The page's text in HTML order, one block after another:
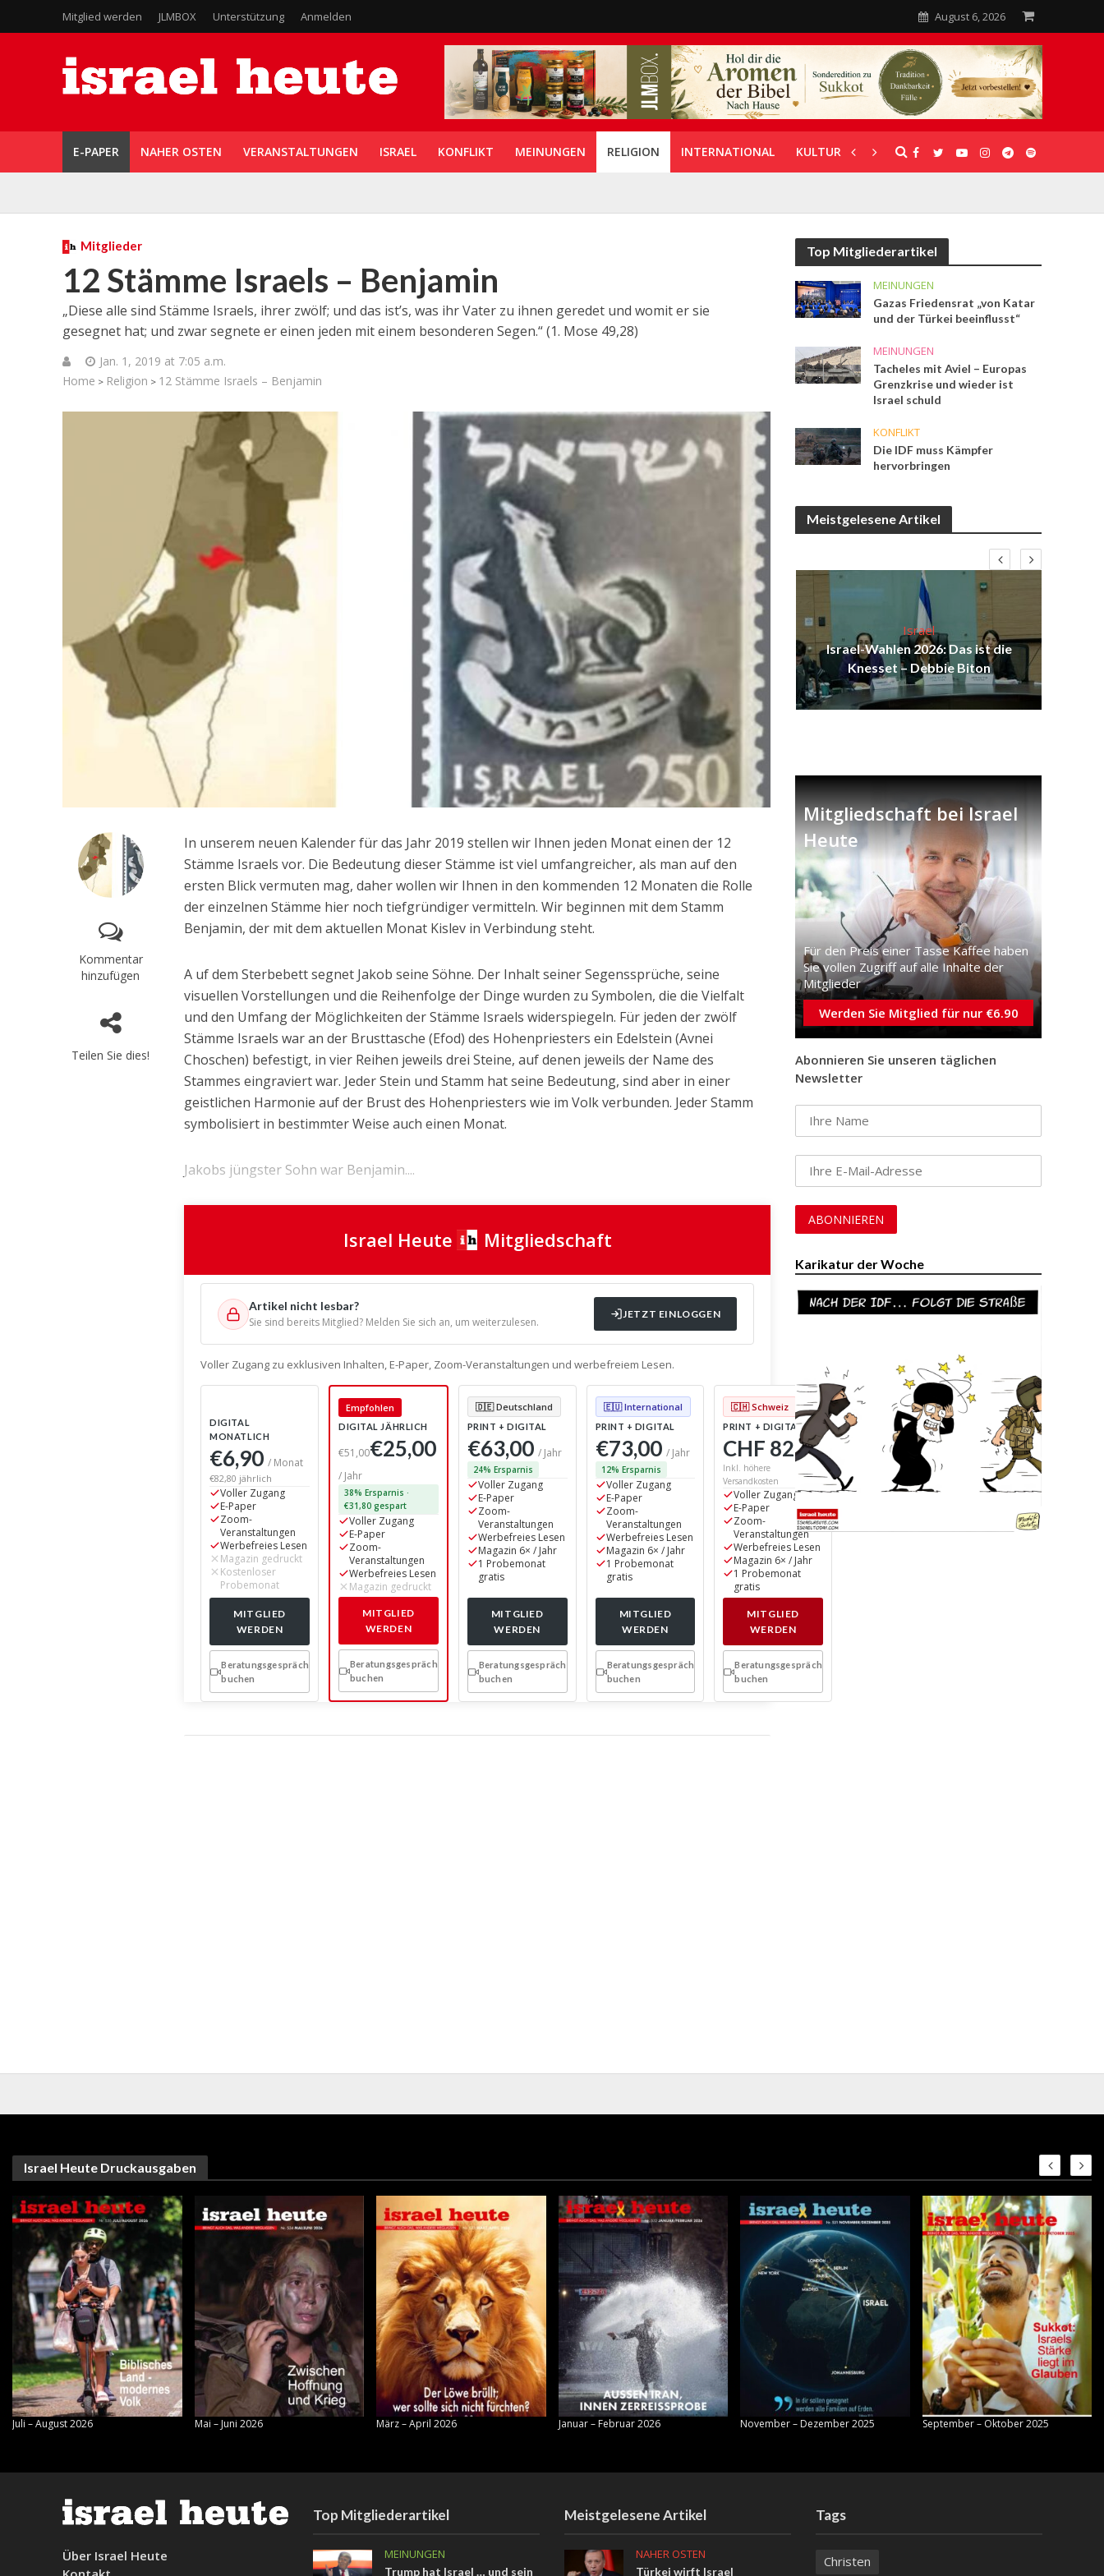
Mitglied werden JLMBOX Unterstützung Anmelden August 6, 2026
E-PAPER NAHER OSTEN VERANSTALTUNGEN ISRAEL KONFLIKT MEINUNGEN RELIGION INTERNATIONAL KULTUR UNTERSTÜTZUNG
Mitglieder
12 Stämme Israels – Benjamin
„Diese alle sind Stämme Israels, ihrer zwölf; und das ist’s, was ihr Vater zu ihnen geredet und womit er sie
gesegnet hat; und zwar segnete er einen jeden mit einem besonderen Segen.“ (1. Mose 49,28)
Jan. 1, 2019 at 7:05 a.m.
Home > Religion > 12 Stämme Israels – Benjamin
Kommentar
hinzufügen
Teilen Sie dies!
In unserem neuen Kalender für das Jahr 2019 stellen wir Ihnen jeden Monat einen der 12
Stämme Israels vor. Die Bedeutung dieser Stämme ist viel umfangreicher, als man auf den
ersten Blick vermuten mag, daher wollen wir Ihnen in den kommenden 12 Monaten die Rolle
der einzelnen Stämme hier noch tiefgründiger vermitteln. Wir beginnen mit dem Stamm
Benjamin, der mit dem aktuellen Monat Kislev in Verbindung steht.
A uf dem Sterbebett segnet Jakob seine Söhne. Der Inhalt seiner Segenssprüche, seine
visuellen Vorstellungen und die Reihenfolge der Dinge wurden zu Symbolen, die die Vielfalt
und den Umfang der Möglichkeiten der Stämme Israels widerspiegeln. Für jeden der zwölf
Stämme Israels war an der Brusttasche (Efod) des Hohenpriesters ein Edelstein (Avnei
Choschen) befestigt, in vier Reihen jeweils drei Steine, auf denen jeweils der Name des
Stammes eingraviert war. Jeder Stein und Stamm hat seine Bedeutung, sind aber in einer
geistlichen Harmonie auf der Brust des Hohenpriesters wie im Volk verbunden. Jeder Stamm
symbolisiert in bestimmter Weise auch einen Monat.
Jakobs jüngster Sohn war Benjamin....
Israel Heute Mitgliedschaft
Artikel nicht lesbar?
Sie sind bereits Mitglied? Melden Sie sich an, um weiterzulesen.
JETZT EINLOGGEN
Voller Zugang zu exklusiven Inhalten, E-Paper, Zoom-Veranstaltungen und werbefreiem Lesen.
DIGITAL
MONATLICH
€6,90/ Monat
€82,80 jährlich
Voller Zugang
E-Paper
Zoom-
Veranstaltungen
Werbefreies Lesen
Magazin gedruckt
Kostenloser
Probemonat
MITGLIED
WERDEN
Beratungsgespräch
buchen
Empfohlen
DIGITAL JÄHRLICH
€51,00€25,00
/ Jahr
38% Ersparnis ·
€31,80 gespart
Voller Zugang
E-Paper
Zoom-
Veranstaltungen
Werbefreies Lesen
Magazin gedruckt
MITGLIED
WERDEN
Beratungsgespräch
buchen
🇩🇪 Deutschland
PRINT + DIGITAL
€63,00 / Jahr
24% Ersparnis
Voller Zugang
E-Paper
Zoom-
Veranstaltungen
Werbefreies Lesen
Magazin 6× / Jahr
1 Probemonat
gratis
MITGLIED
WERDEN
Beratungsgespräch
buchen
🇪🇺 International
PRINT + DIGITAL
€73,00 / Jahr
12% Ersparnis
Voller Zugang
E-Paper
Zoom-
Veranstaltungen
Werbefreies Lesen
Magazin 6× / Jahr
1 Probemonat
gratis
MITGLIED
WERDEN
Beratungsgespräch
buchen
🇨🇭 Schweiz
PRINT + DIGITAL
CHF 82/ Jahr
Inkl. höhere
Versandkosten
Voller Zugang
E-Paper
Zoom-
Veranstaltungen
Werbefreies Lesen
Magazin 6× / Jahr
1 Probemonat
gratis
MITGLIED
WERDEN
Beratungsgespräch
buchen
Top Mitgliederartikel
MEINUNGEN
Gazas Friedensrat „von Katar
und der Türkei beeinflusst“
MEINUNGEN
Tacheles mit Aviel – Europas
Grenzkrise und wieder ist
Israel schuld
KONFLIKT
Die IDF muss Kämpfer
hervorbringen
Meistgelesene Artikel
Netanjahu stellt klare Grenzen
für Trumps Gaza-Fahrplan
Naher Osten
„Besonders zynisch“: Israel weist
arabische Kritik an Tempelberg-
Gebeten zurück
Israel
Israel-Wahlen 2026: Das ist die
Knesset – Debbie Biton
Mitgliedschaft bei Israel
Heute
Für den Preis einer Tasse Kaffee haben
Sie vollen Zugriff auf alle Inhalte der
Mitglieder
Werden Sie Mitglied für nur €6.90
Abonnieren Sie unseren täglichen
Newsletter
Karikatur der Woche
Israel Heute Druckausgaben
Juli – August 2026 Mai – Juni 2026 März – April 2026 Januar – Februar 2026 November – Dezember 2025 September – Oktober 2025
Über Israel Heute
Top Mitgliederartikel
MEINUNGEN
Trump hat Israel … und sein
Meistgelesene Artikel
NAHER OSTEN
Türkei wirft Israel
Tags
Christen